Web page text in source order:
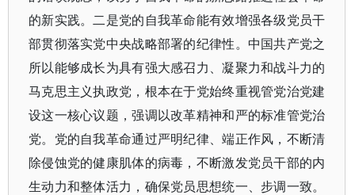
的新实践。二是党的自我革命能有效增强各级党员干
部贯彻落实党中央战略部署的纪律性。中国共产党之
所以能够成长为具有强大感召力、凝聚力和战斗力的
马克思主义执政党，根本在于党始终重视管党治党建
设这一核心议题，强调以改革精神和严的标准管党治
党。党的自我革命通过严明纪律、端正作风，不断清
除侵蚀党的健康肌体的病毒，不断激发党员干部的内
生动力和整体活力，确保党员思想统一、步调一致。